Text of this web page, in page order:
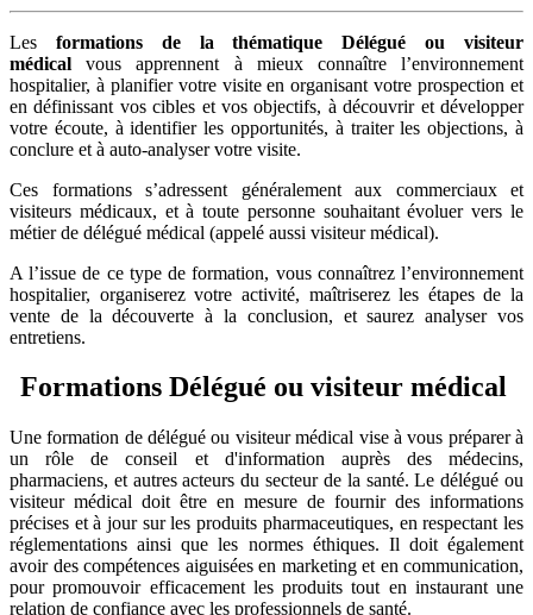
Les formations de la thématique Délégué ou visiteur
médical vous apprennent à mieux connaître l’environnement
hospitalier, à planifier votre visite en organisant votre prospection et
en définissant vos cibles et vos objectifs, à découvrir et développer
votre écoute, à identifier les opportunités, à traiter les objections, à
conclure et à auto-analyser votre visite.
Ces formations s’adressent généralement aux commerciaux et
visiteurs médicaux, et à toute personne souhaitant évoluer vers le
métier de délégué médical (appelé aussi visiteur médical).
A l’issue de ce type de formation, vous connaîtrez l’environnement
hospitalier, organiserez votre activité, maîtriserez les étapes de la
vente de la découverte à la conclusion, et saurez analyser vos
entretiens.
Formations Délégué ou visiteur médical
Une formation de délégué ou visiteur médical vise à vous préparer à
un rôle de conseil et d'information auprès des médecins,
pharmaciens, et autres acteurs du secteur de la santé. Le délégué ou
visiteur médical doit être en mesure de fournir des informations
précises et à jour sur les produits pharmaceutiques, en respectant les
réglementations ainsi que les normes éthiques. Il doit également
avoir des compétences aiguisées en marketing et en communication,
pour promouvoir efficacement les produits tout en instaurant une
relation de confiance avec les professionnels de santé.